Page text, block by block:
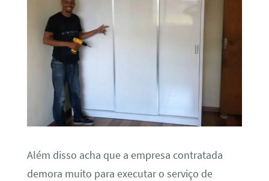
Além disso acha que a empresa contratada
demora muito para executar o serviço de